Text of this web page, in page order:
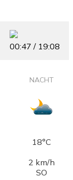
00:47 / 19:08
NACHT
18°C
2 km/h
SO